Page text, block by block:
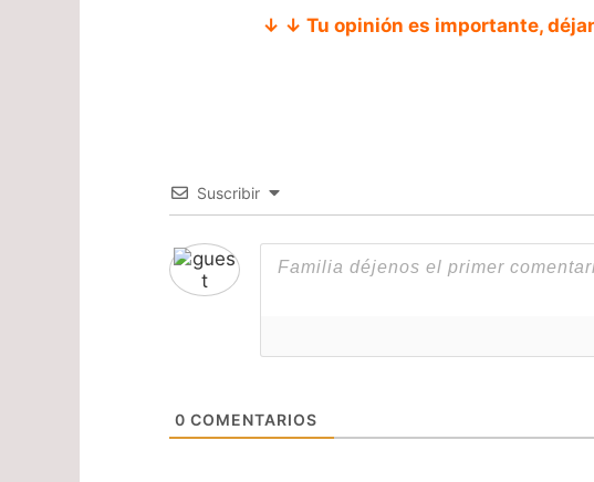
↓ ↓ Tu opinión es importante,
Suscribir
0 COMENTARIOS